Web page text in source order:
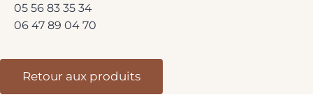
05 56 83 35 34
06 47 89 04 70
Retour aux produits